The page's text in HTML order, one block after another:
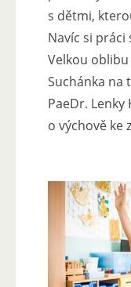
s dětmi,
Navíc si práci
Velkou oblibu
Suchánka na
PaeDr.
o výchově ke